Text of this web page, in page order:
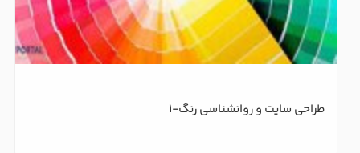
طراحی سایت و روانشناسی رنگ-1